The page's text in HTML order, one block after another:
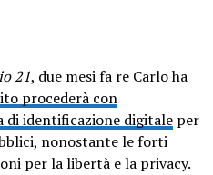
21, due mesi fa re Carlo ha
procederà con
di identificazione digitale per
nonostante le forti
per la libertà e la privacy.